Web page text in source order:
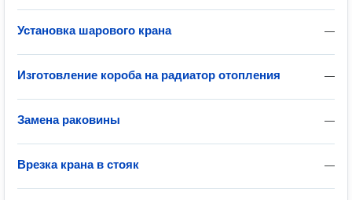
—
Установка шарового крана
—
Изготовление короба на радиатор отопления
—
Замена раковины
—
Врезка крана в стояк